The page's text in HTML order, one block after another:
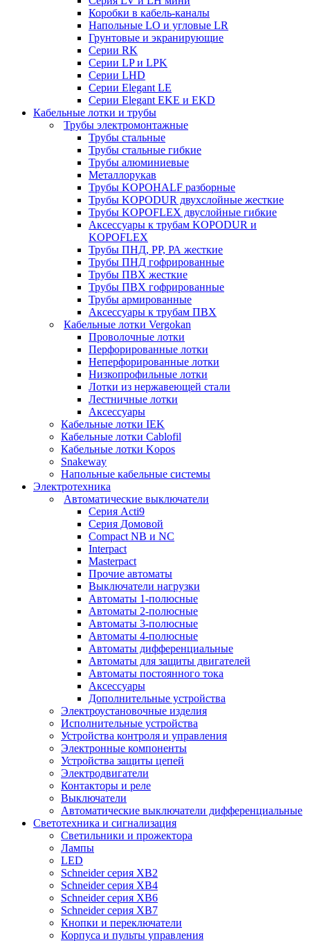
Коробки в кабель-каналы
Напольные LO и угловые LR
Грунтовые и экранирующие
Серии RK
Серии LP и LPK
Серии LHD
Серии Elegant LE
Серии Elegant EKE и EKD
Кабельные лотки и трубы
Трубы электромонтажные
Трубы стальные
Трубы стальные гибкие
Трубы алюминиевые
Металлорукав
Трубы KOPOHALF разборные
Трубы KOPODUR двухслойные жесткие
Трубы KOPOFLEX двуслойные гибкие
Аксессуары к трубам KOPODUR и
KOPOFLEX
Трубы ПНД, РР, РА жесткие
Трубы ПНД гофрированные
Трубы ПВХ жесткие
Трубы ПВХ гофрированные
Трубы армированные
Аксессуары к трубам ПВХ
Кабельные лотки Vergokan
Проволочные лотки
Перфорированные лотки
Неперфорированные лотки
Низкопрофильные лотки
Лотки из нержавеющей стали
Лестничные лотки
Аксессуары
Кабельные лотки IEK
Кабельные лотки Cablofil
Кабельные лотки Kopos
Snakeway
Напольные кабельные системы
Электротехника
Автоматические выключатели
Серия Acti9
Серия Домовой
Compact NB и NC
Interpact
Masterpact
Прочие автоматы
Выключатели нагрузки
Автоматы 1-полюсные
Автоматы 2-полюсные
Автоматы 3-полюсные
Автоматы 4-полюсные
Автоматы дифференциальные
Автоматы для защиты двигателей
Автоматы постоянного тока
Аксессуары
Дополнительные устройства
Электроустановочные изделия
Исполнительные устройства
Устройства контроля и управления
Электронные компоненты
Устройства защиты цепей
Электродвигатели
Контакторы и реле
Выключатели
Автоматические выключатели дифференциальные
Светотехника и сигнализация
Светильники и прожектора
Лампы
LED
Schneider серия XB2
Schneider серия XB4
Schneider серия XB6
Schneider серия XB7
Кнопки и переключатели
Корпуса и пульты управления